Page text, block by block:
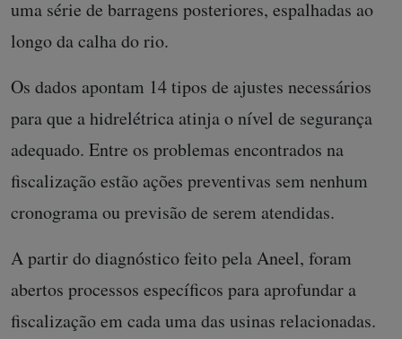
uma série de barragens posteriores, espalhadas ao
longo da calha do rio.
Os dados apontam 14 tipos de ajustes necessários
para que a hidrelétrica atinja o nível de segurança
adequado. Entre os problemas encontrados na
fiscalização estão ações preventivas sem nenhum
cronograma ou previsão de serem atendidas.
A partir do diagnóstico feito pela Aneel, foram
abertos processos específicos para aprofundar a
fiscalização em cada uma das usinas relacionadas.